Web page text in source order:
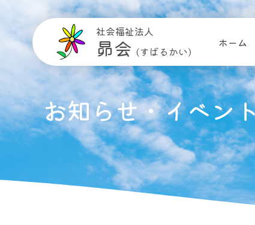
社会福祉法人
昴会 (すばるかい)
ホーム
お知らせ・イベン